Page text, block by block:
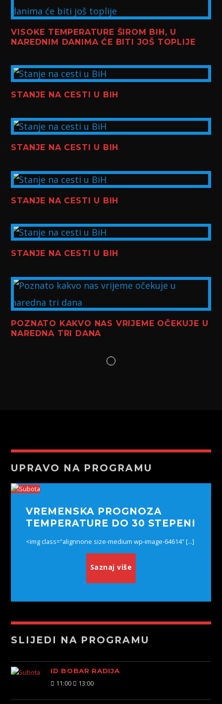
VISOKE TEMPERATURE ŠIROM BIH, U
NAREDNIM DANIMA ĆE BITI JOŠ TOPLIJE
STANJE NA CESTI U BIH
STANJE NA CESTI U BIH
STANJE NA CESTI U BIH
STANJE NA CESTI U BIH
POZNATO KAKVO NAS VRIJEME OČEKUJE U
NAREDNA TRI DANA
UPRAVO NA PROGRAMU
VREMENSKA PROGNOZA
TEMPERATURE DO 30 STEPENI
<img class="alignnone size-medium wp-image-64614" [...]
Saznaj više
SLIJEDI NA PROGRAMU
ID BOBAR RADIJA
11:00 13:00